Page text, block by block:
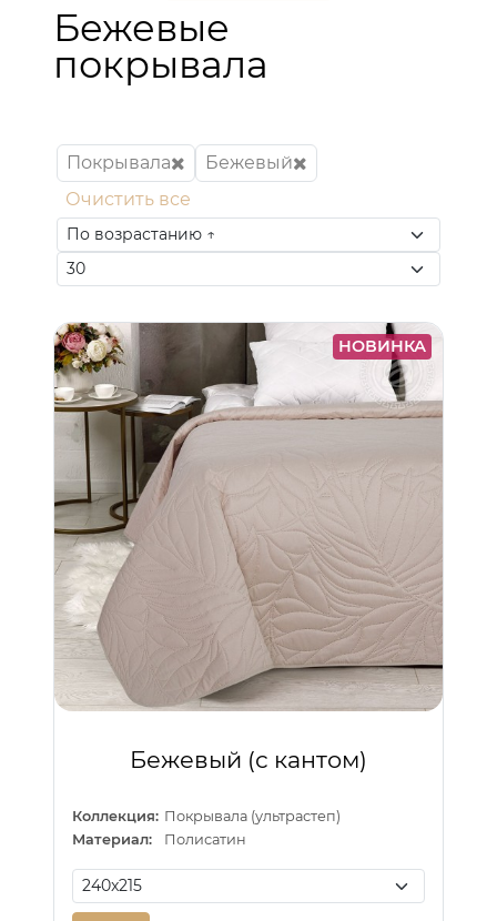
Бежевые
покрывала
Покрывала
Бежевый
Очистить все
НОВИНКА
Бежевый (с кантом)
Коллекция: Покрывала (ультрастеп)
Материал:
Полисатин